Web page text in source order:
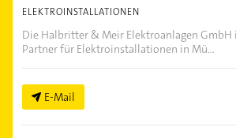
ELEKTROINSTALLATIONEN
Die Halbritter & Meir Elektroanlagen GmbH
Partner für Elektroinstallationen in Mü...
E-Mail